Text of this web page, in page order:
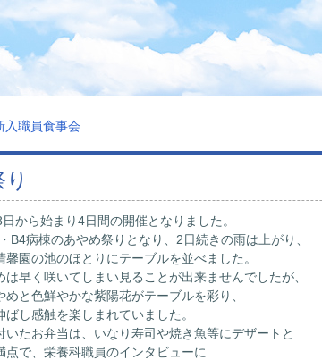
入職員食事会
から始まり4日間の開催となりました。
B4病棟のあやめ祭りとなり、2日続きの雨は上がり、
馨園の池のほとりにテーブルを並べました。
は早く咲いてしまい見ることが出来ませんでしたが、
めと色鮮やかな紫陽花がテーブルを彩り、
ばし感触を楽しまれていました。
いたお弁当は、いなり寿司や焼き魚等にデザートと
点で、栄養科職員のインタビューに